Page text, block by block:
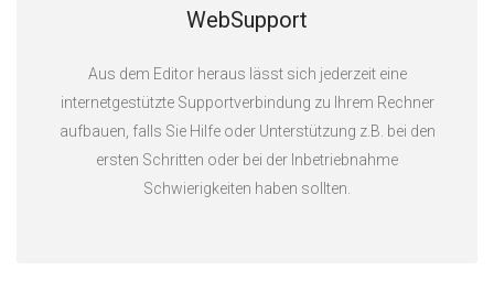
WebSupport
Aus dem Editor heraus lässt sich jederzeit eine
internetgestützte Supportverbindung zu Ihrem Rechner
aufbauen, falls Sie Hilfe oder Unterstützung z.B. bei den
ersten Schritten oder bei der Inbetriebnahme
Schwierigkeiten haben sollten.